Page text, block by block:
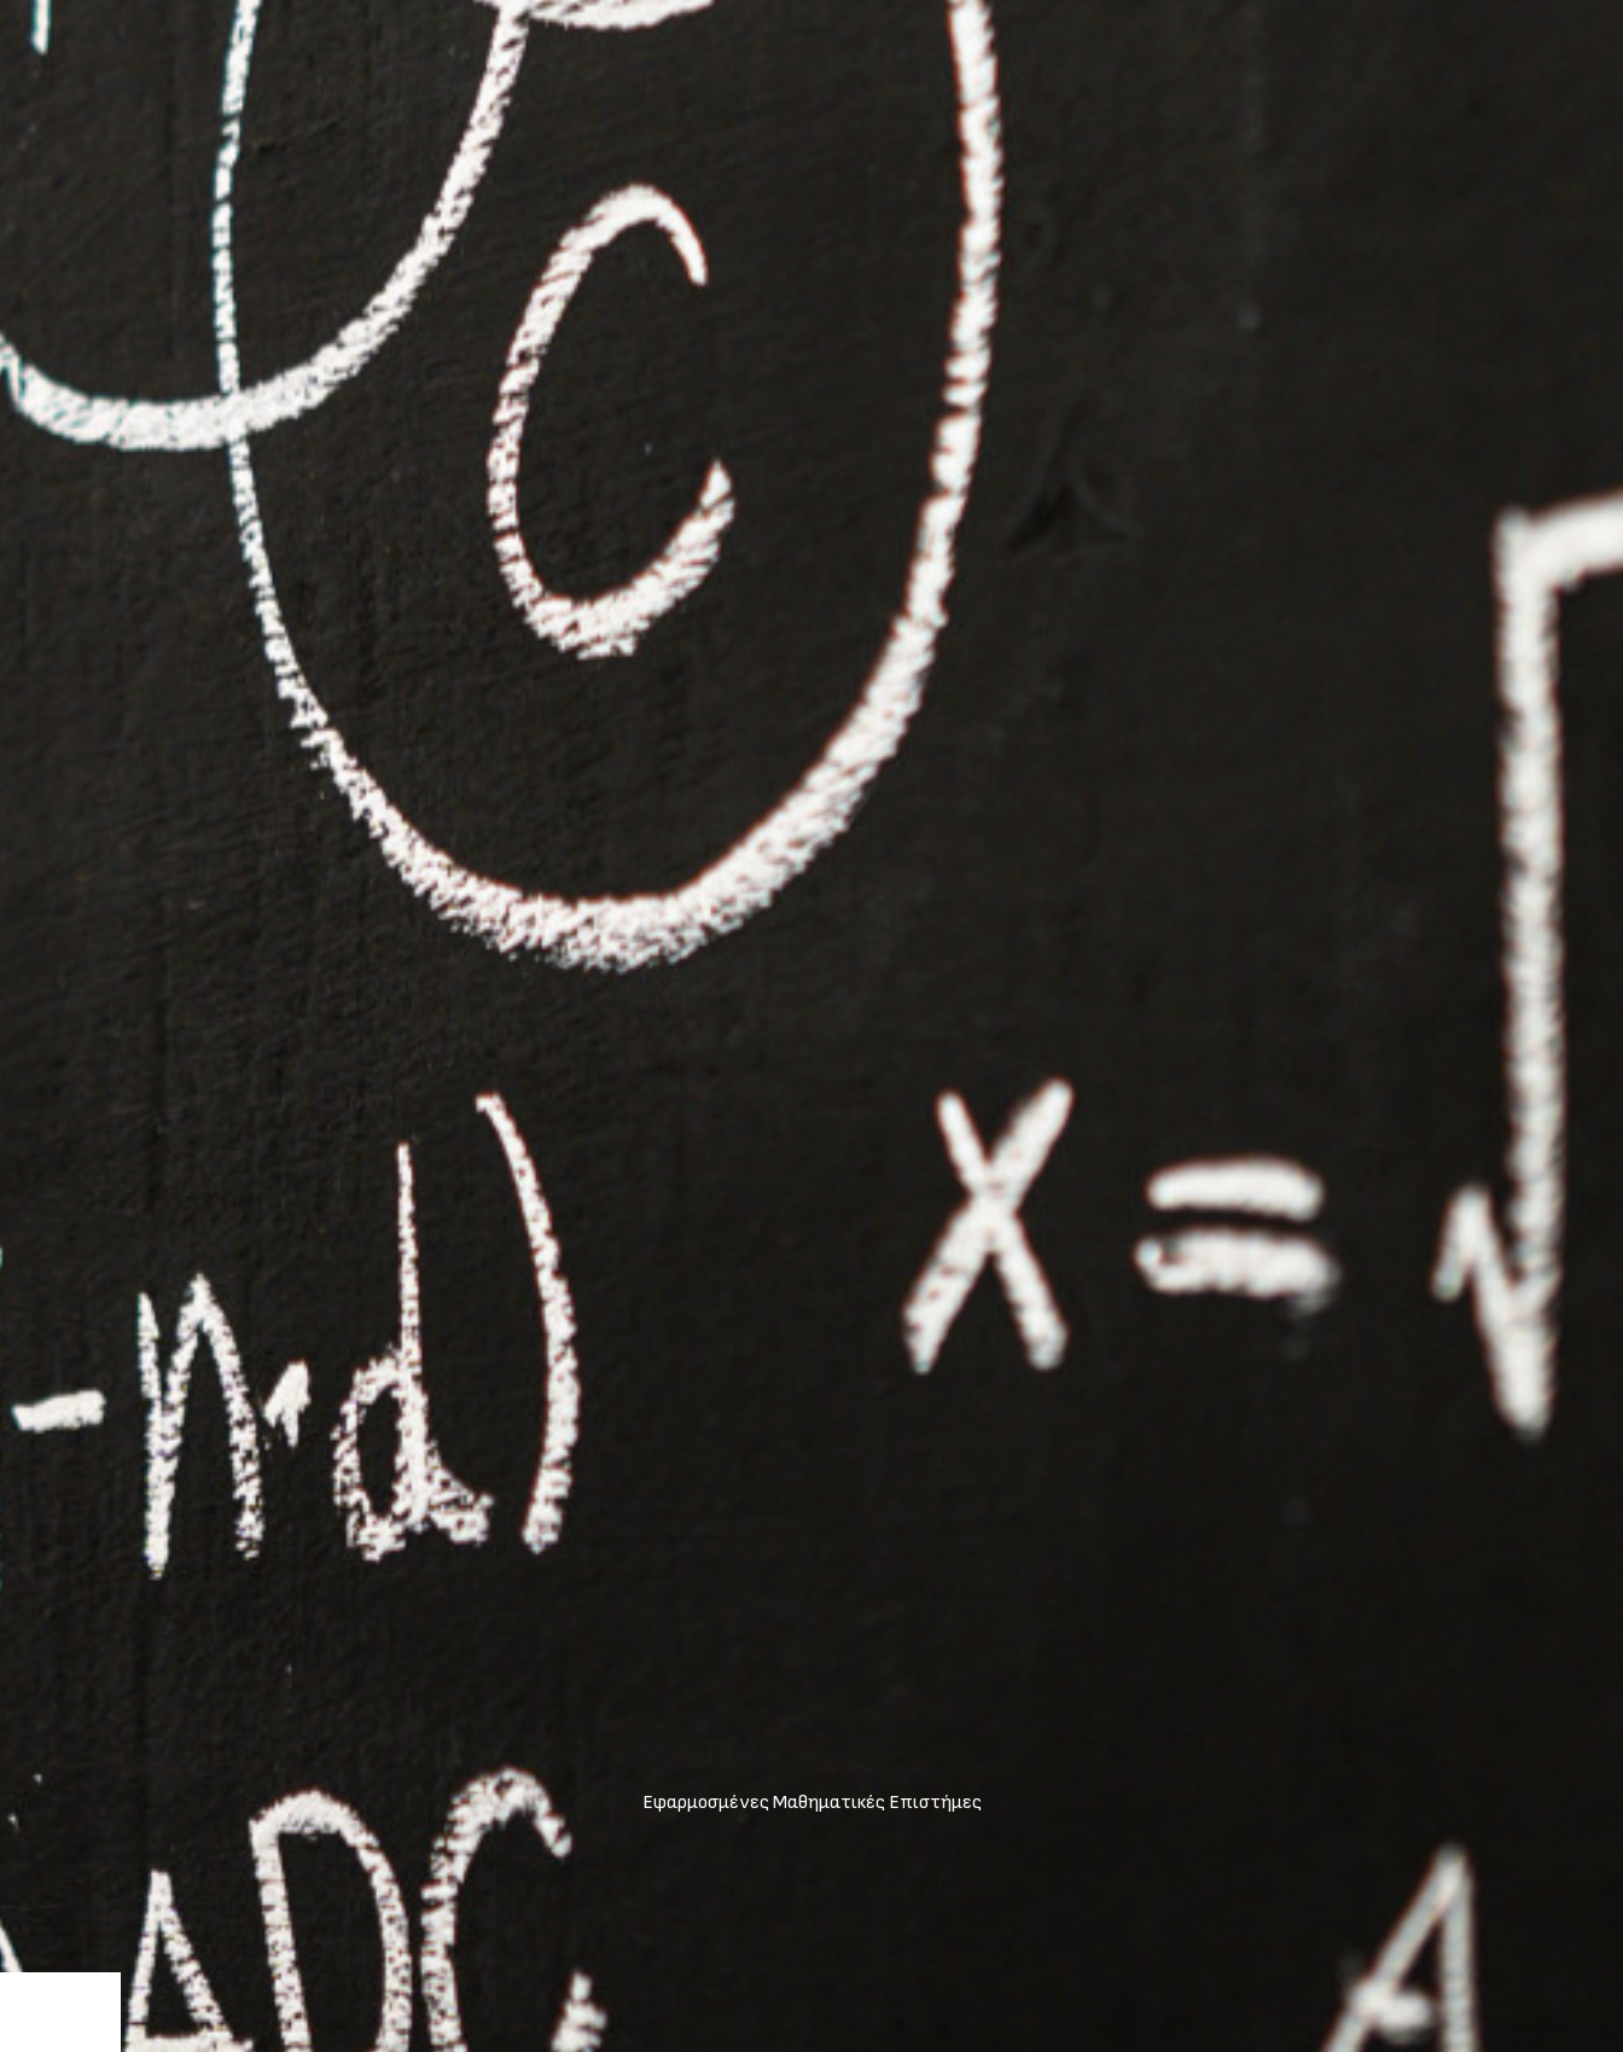
Εφαρμοσμένες Μαθηματικές Επιστήμες